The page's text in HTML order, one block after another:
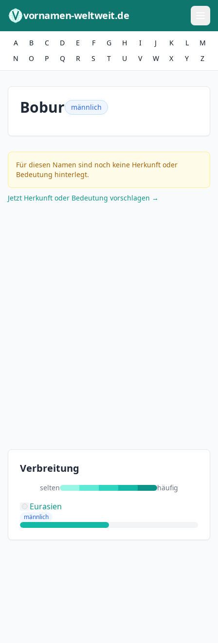
vornamen-weltweit.de
A B C D E F G H I J K L
M
N
O P Q R S T U V W X Y Z
Bobur männlich
Für diesen Namen sind noch keine Herkunft oder
Bedeutung hinterlegt.
Jetzt Herkunft oder Bedeutung vorschlagen →
Verbreitung
selten häufig
Eurasien
männlich